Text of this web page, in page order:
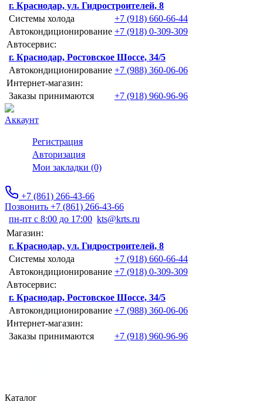
г. Краснодар, ул. Гидростроителей, 8
Системы холода
+7 (918) 660-66-44
Автокондиционирование +7 (918) 0-309-309
Автосервис:
г. Краснодар, Ростовское Шоссе, 34/5
Автокондиционирование +7 (988) 360-06-06
Интернет-магазин:
Заказы принимаются
+7 (918) 960-96-96
Аккаунт
Регистрация
Авторизация
Мои закладки (0)
+7 (861) 266-43-66
Позвонить +7 (861) 266-43-66
пн-пт с 8:00 до 17:00 kts@krts.ru
Магазин:
г. Краснодар, ул. Гидростроителей, 8
Системы холода
+7 (918) 660-66-44
Автокондиционирование +7 (918) 0-309-309
Автосервис:
г. Краснодар, Ростовское Шоссе, 34/5
Автокондиционирование +7 (988) 360-06-06
Интернет-магазин:
Заказы принимаются
+7 (918) 960-96-96
Каталог